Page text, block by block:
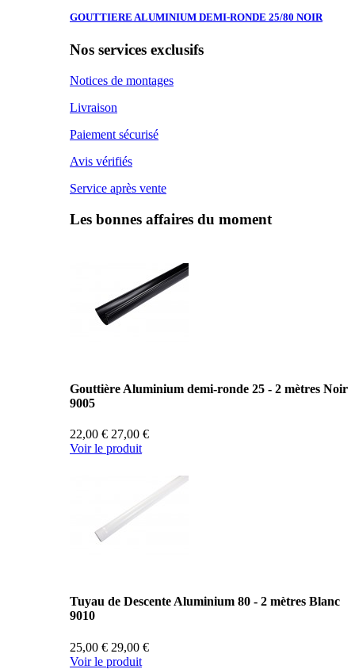
GOUTTIERE ALUMINIUM DEMI-RONDE 25/80 NOIR
Nos services exclusifs
Notices de montages
Livraison
Paiement sécurisé
Avis vérifiés
Service après vente
Les bonnes affaires du moment
Gouttière Aluminium demi-ronde 25 - 2 mètres Noir
9005
22,00 € 27,00 €
Voir le produit
Tuyau de Descente Aluminium 80 - 2 mètres Blanc
9010
25,00 € 29,00 €
Voir le produit